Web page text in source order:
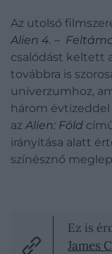
Az utolsó
Alien 4. –
csalódást keltett
továbbra is
univerzumhoz,
három
azAlien: Föld
irányítása alatt
színésznő
Ez is
James